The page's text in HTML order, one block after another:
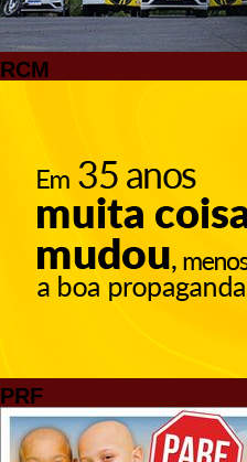
RCM
PRF